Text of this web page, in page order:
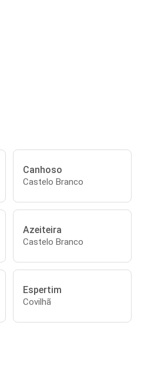
Canhoso
Castelo Branco
Azeiteira
Castelo Branco
Espertim
Covilhã